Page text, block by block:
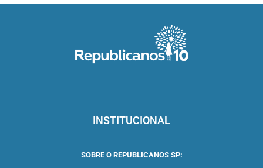
INSTITUCIONAL
SOBRE O REPUBLICANOS SP: